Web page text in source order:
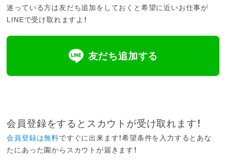
迷っている方は友だち追加をしておくと希望に近いお仕事が
LINEで受け取れますよ！
友だち追加する
会員登録をするとスカウトが受け取れます！
会員登録は無料ですぐに出来ます！希望条件を入力するとあな
たにあった園からスカウトが届きます！